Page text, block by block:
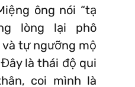
ông nói “tạ
lòng lại phô
tự ngưỡng mộ
là thái độ qui
coi mình là